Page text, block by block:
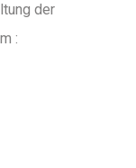
der
: